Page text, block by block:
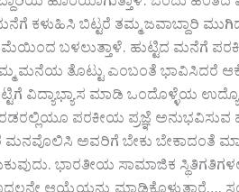
ಕಳುಹಿಸಿ ಬಿಟ್ಟರೆ ತಮ್ಮ ಜವಾಬ್ದಾರಿ
ಬಳಲುತ್ತಾಳೆ. ಹುಟ್ಟಿದ ಮನೆಗೆ
ಮನೆಯ ತೊಟ್ಟು ಎಂಬಂತೆ ಭಾವಿಸಿದರೆ
ವಿದ್ಯಾಭ್ಯಾಸ ಮಾಡಿ ಒಂದೊಳ್ಳೆಯ
ಪರಕೀಯ ಪ್ರಜ್ಞೆ ಅನುಭವಿಸುವ
ಅವರಿಗೆ ಬೇಕು ಬೇಕಾದಂತೆ
ಭಾರತೀಯ ಸಾಮಾಜಿಕ